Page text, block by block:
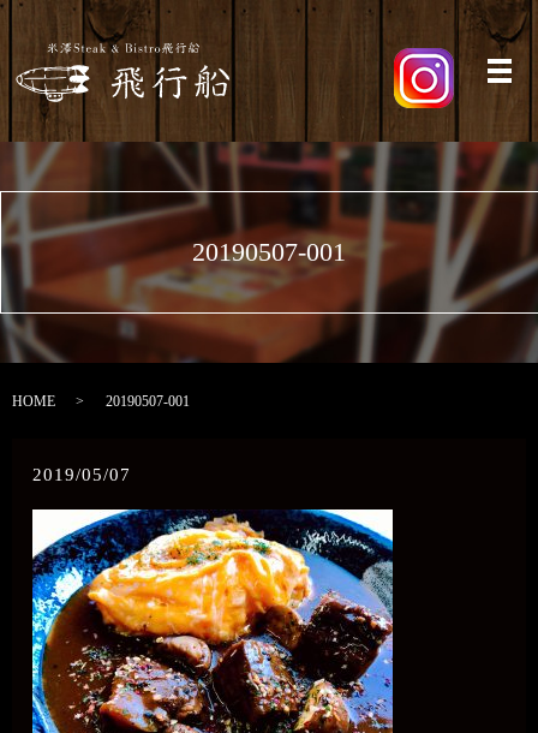
メ
20190507-001
HOME 20190507-001
2019/05/07